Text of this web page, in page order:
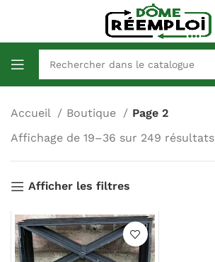
Accueil Boutique
Page 2
Affichage de 19–36 sur 249 résultats
Afficher les filtres